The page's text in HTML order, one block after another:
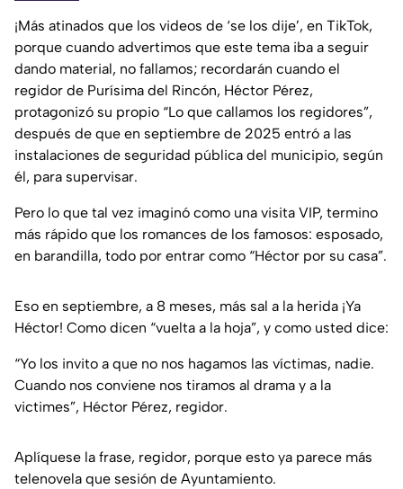
¡Más atinados que los videos de ‘se los dije’, en TikTok,
porque cuando advertimos que este tema iba a seguir
dando material, no fallamos; recordarán cuando el
regidor de Purísima del Rincón, Héctor Pérez,
protagonizó su propio “Lo que callamos los regidores”,
después de que en septiembre de 2025 entró a las
instalaciones de seguridad pública del municipio, según
él, para supervisar.
Pero lo que tal vez imaginó como una visita VIP, termino
más rápido que los romances de los famosos: esposado,
en barandilla, todo por entrar como “Héctor por su casa”.
Eso en septiembre, a 8 meses, más sal a la herida ¡Ya
Héctor! Como dicen “vuelta a la hoja”, y como usted dice:
“Yo los invito a que no nos hagamos las víctimas, nadie.
Cuando nos conviene nos tiramos al drama y a la
victimes”, Héctor Pérez, regidor.
Aplíquese la frase, regidor, porque esto ya parece más
telenovela que sesión de Ayuntamiento.